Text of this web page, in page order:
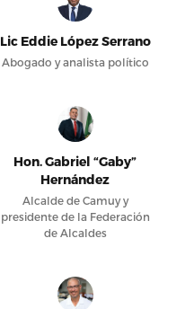
Lic Eddie López Serrano
Abogado y analista político
Hon. Gabriel “Gaby”
Hernández
Alcalde de Camuy y
presidente de la Federación
de Alcaldes